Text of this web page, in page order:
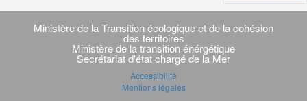
Navigation
transverse
Ministère de la Transition écologique et de la cohésion
des territoires
Ministère de la transition énérgétique
Secrétariat d'état chargé de la Mer
Accessibilité
Mentions légales